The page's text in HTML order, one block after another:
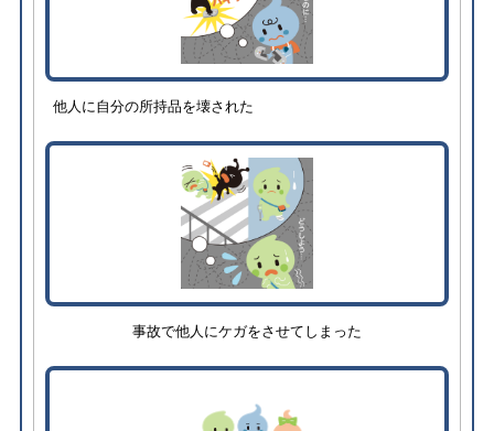
他人に自分の所持品を壊された
事故で他人にケガをさせてしまった